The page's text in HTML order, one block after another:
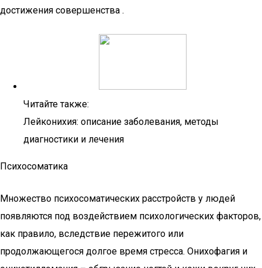
достижения совершенства .
Читайте также:
Лейконихия: описание заболевания, методы
диагностики и лечения
Психосоматика
Множество психосоматических расстройств у людей
появляются под воздействием психологических факторов,
как правило, вследствие пережитого или
продолжающегося долгое время стресса. Онихофагия и